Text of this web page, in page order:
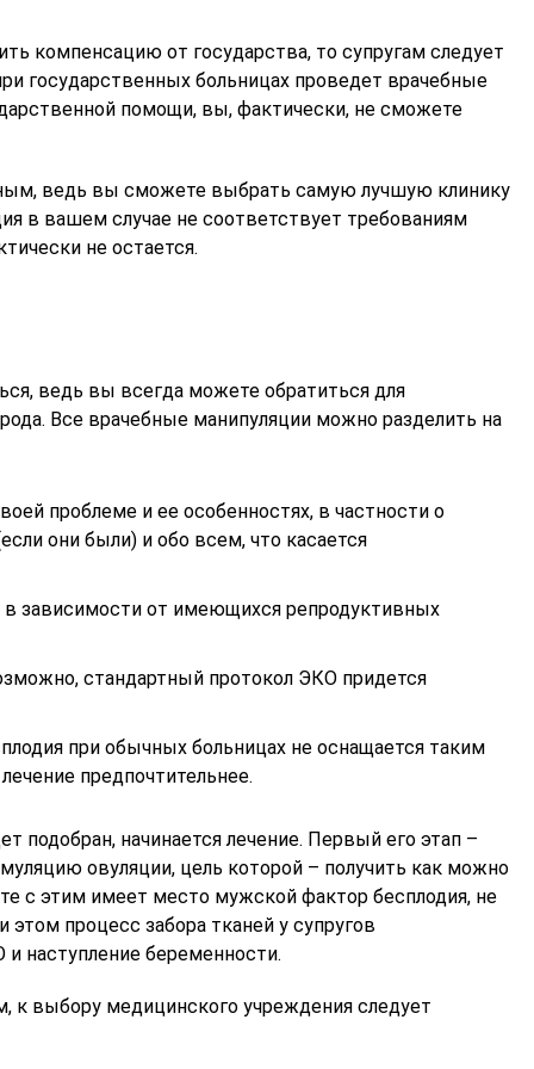
компенсацию от государства, то супругам следует
государственных больницах проведет врачебные
помощи, вы, фактически, не сможете
ведь вы сможете выбрать самую лучшую клинику
в вашем случае не соответствует требованиям
не остается.
ведь вы всегда можете обратиться для
Все врачебные манипуляции можно разделить на
проблеме и ее особенностях, в частности о
они были) и обо всем, что касается
зависимости от имеющихся репродуктивных
стандартный протокол ЭКО придется
при обычных больницах не оснащается таким
предпочтительнее.
подобран, начинается лечение. Первый его этап –
овуляции, цель которой – получить как можно
с этим имеет место мужской фактор бесплодия, не
этом процесс забора тканей у супругов
наступление беременности.
к выбору медицинского учреждения следует
Михайловна
Директор по эмбриологии